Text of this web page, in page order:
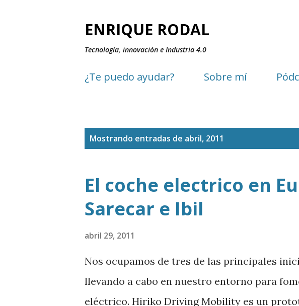
ENRIQUE RODAL
Tecnología, innovación e Industria 4.0
¿Te puedo ayudar? Sobre mí
Mostrando entradas de abril, 2011
El coche electrico en
Sarecar e Ibil
abril 29, 2011
Nos ocupamos de tres de las principales
llevando a cabo en nuestro entorno para
eléctrico. Hiriko Driving Mobility es un